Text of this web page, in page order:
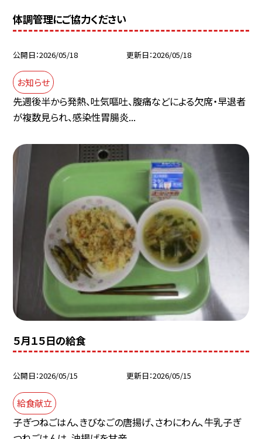
体調管理にご協力ください
公開日 2026/05/18 更新日 2026/05/18
お知らせ
先週後半から発熱、吐気嘔吐、腹痛などによる欠席・早退者
が複数見られ、感染性胃腸炎...
５月１５日の給食
公開日 2026/05/15 更新日 2026/05/15
給食献立
子ぎつねごはん、きびなごの唐揚げ、さわにわん、牛乳子ぎ